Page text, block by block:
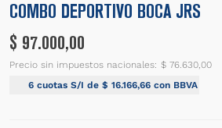
COMBO DEPORTIVO BOCA JRS
$ 97.000,00
Precio sin impuestos nacionales: $ 76.630,00
6 cuotas S/I de$ 16.166,66 con BBVA